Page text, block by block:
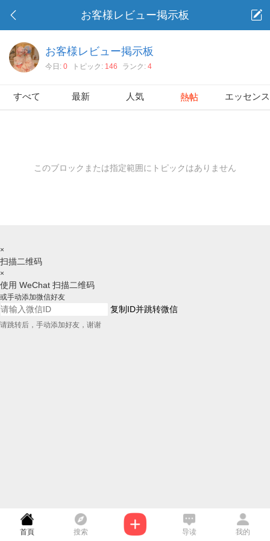
お客様レビュー掲示板
お客様レビュー掲示板
今日: 0 トピック: 146 ランク: 4
すべて 最新 人気 熱帖 エッセンス
このブロックまたは指定範囲にトピックはありません
×
扫描二维码
×
使用 WeChat 扫描二维码
或手动添加微信好友
复制ID并跳转微信
请跳转后，手动添加好友，谢谢
首頁 搜索 导读 我的